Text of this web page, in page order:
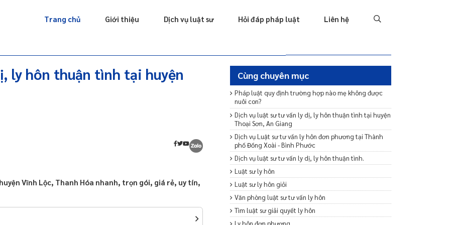
Trang chủ Giới thiệu Dịch vụ luật sư Hỏi đáp pháp luật Liên hệ Hôn nhân & Gia đình
ly hôn thuận tình tại huyện
Vĩnh Lộc, Thanh Hóa nhanh, trọn gói, giá rẻ, uy tín,
Cùng chuyên mục
Pháp luật quy định trường hợp nào mẹ không được
nuôi con?
Dịch vụ luật sư tư vấn ly dị, ly hôn thuận tình tại huyện
Thoại Sơn, An Giang
Dịch vụ Luật sư tư vấn ly hôn đơn phương tại Thành
phố Đồng Xoài - Bình Phước
Dịch vụ luật sư tư vấn ly dị, ly hôn thuận tình.
Luật sư ly hôn
Luật sư ly hôn giỏi
Văn phòng luật sư tư vấn ly hôn
Tìm luật sư giải quyết ly hôn